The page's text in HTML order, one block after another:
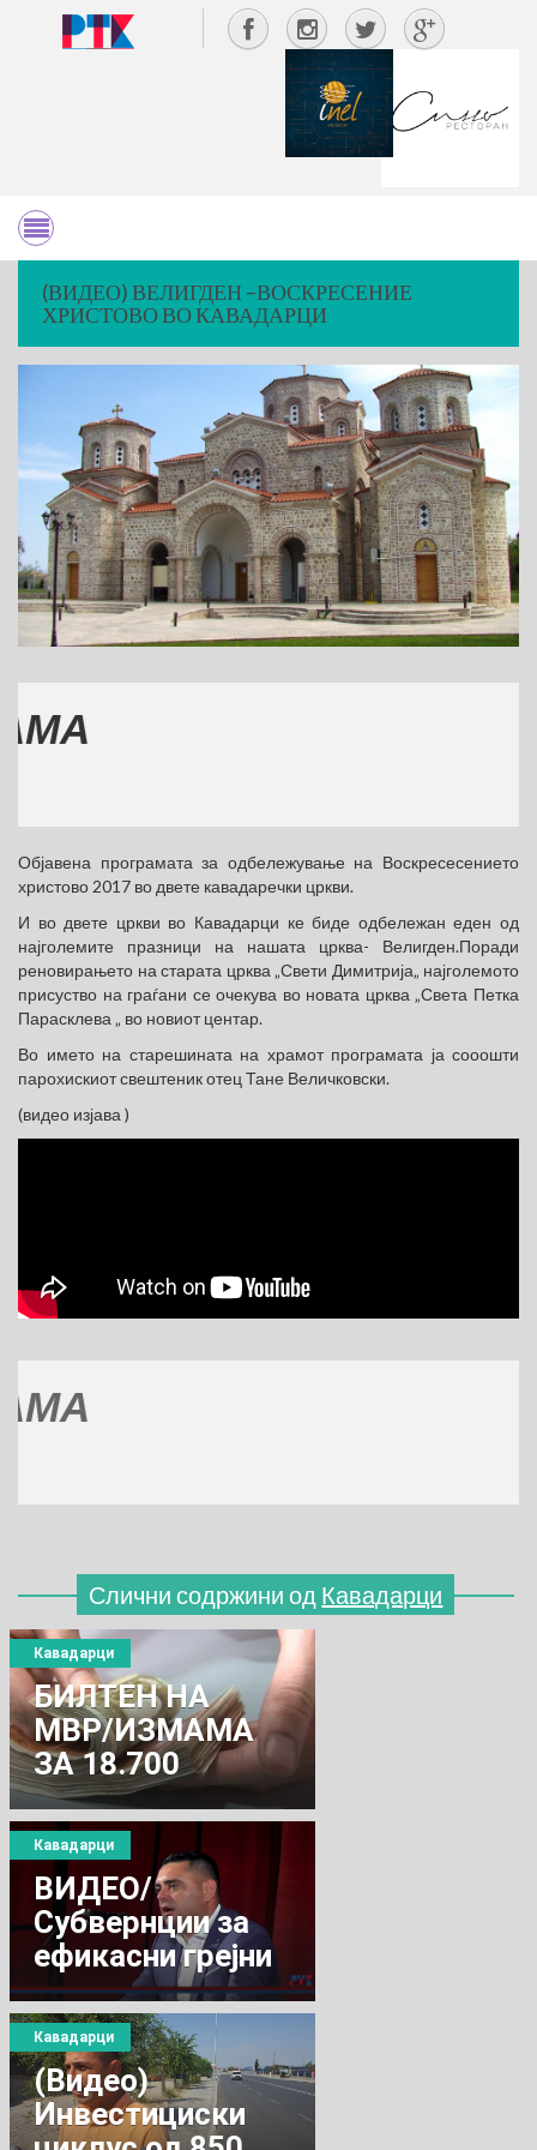
(ВИДЕО) ВЕЛИГДЕН –ВОСКРЕСЕНИЕ
ХРИСТОВО ВО КАВАДАРЦИ
Објавена програмата за одбележување на Воскресесението
христово 2017 во двете кавадаречки цркви.
И во двете цркви во Кавадарци ке биде одбележан еден од
најголемите празници на нашата црква- Велигден.Поради
реновирањето на старата црква „Свети Димитрија„ најголемото
присуство на граѓани се очекува во новата црква „Света Петка
Парасклева „ во новиот центар.
Во името на старешината на храмот програмата ја сооошти
парохискиот свештеник отец Тане Величковски.
(видео изјава )
Слични содржини од Кавадарци
БИЛТЕН НА
МВР/ИЗМАМА
ЗА 18.700
ДЕНАРИ
Кавадарци
ВИДЕО/
Субвернции за
ефикасни грејни
тела во 2021
Кавадарци
(Видео)
Инвестициски
Кавадарци